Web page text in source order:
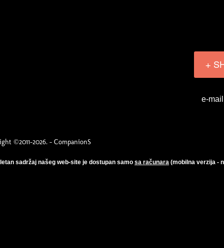
+
e-
©2011-2026. - CompanionS
sadržaj našeg web-site je dostupan samo sa računara (mobilna verzija -